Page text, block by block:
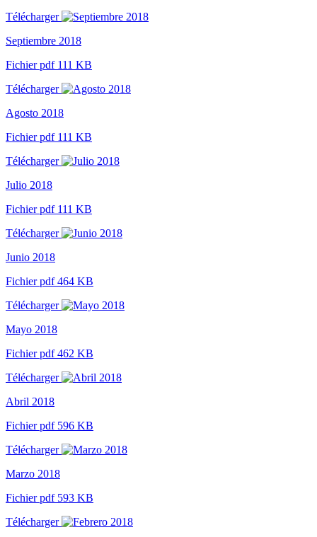
Télécharger
Septiembre 2018
Fichier pdf 111 KB
Télécharger
Agosto 2018
Fichier pdf 111 KB
Télécharger
Julio 2018
Fichier pdf 111 KB
Télécharger
Junio 2018
Fichier pdf 464 KB
Télécharger
Mayo 2018
Fichier pdf 462 KB
Télécharger
Abril 2018
Fichier pdf 596 KB
Télécharger
Marzo 2018
Fichier pdf 593 KB
Télécharger